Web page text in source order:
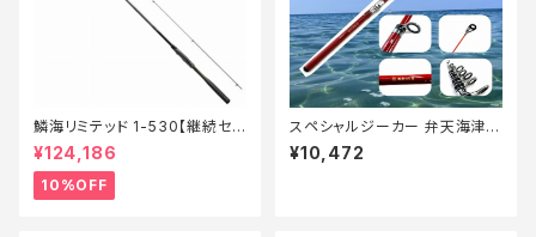
鱗海リミテッド 1-530【継続セ
ール_ロッド】【10】
¥124,186
10%OFF
スペシャルジーカー 弁天海津
朱 300M【Tオリ】
¥10,472